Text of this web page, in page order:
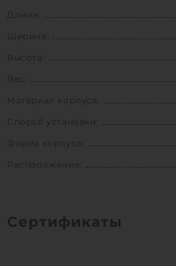
Длина:
Ширина:
Высота:
Материал корпуса:
Способ установки:
Форма корпуса:
Расположение:
Сертификаты